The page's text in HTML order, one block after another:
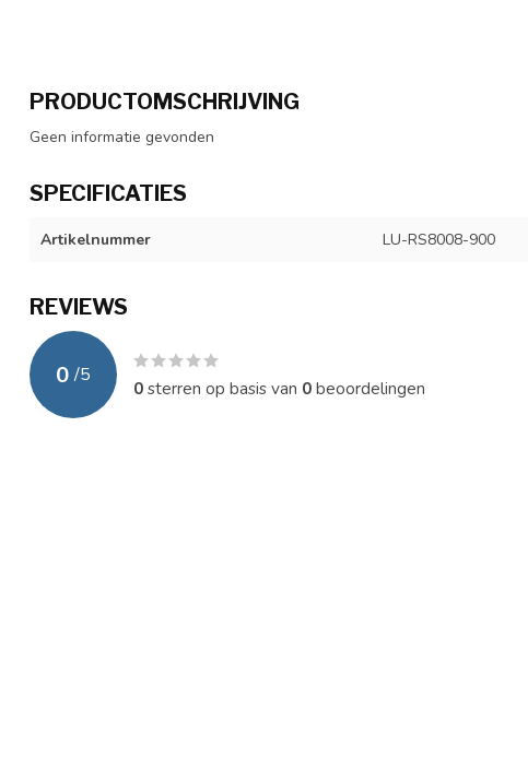
PRODUCTOMSCHRIJVING
Geen informatie gevonden
SPECIFICATIES
Artikelnummer LU-RS8008-900
REVIEWS
0 /5
0sterren op basis van 0beoordelingen